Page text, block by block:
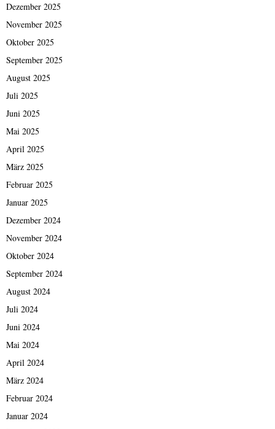
Dezember 2025
November 2025
Oktober 2025
September 2025
August 2025
Juli 2025
Juni 2025
Mai 2025
April 2025
März 2025
Februar 2025
Januar 2025
Dezember 2024
November 2024
Oktober 2024
September 2024
August 2024
Juli 2024
Juni 2024
Mai 2024
April 2024
März 2024
Februar 2024
Januar 2024